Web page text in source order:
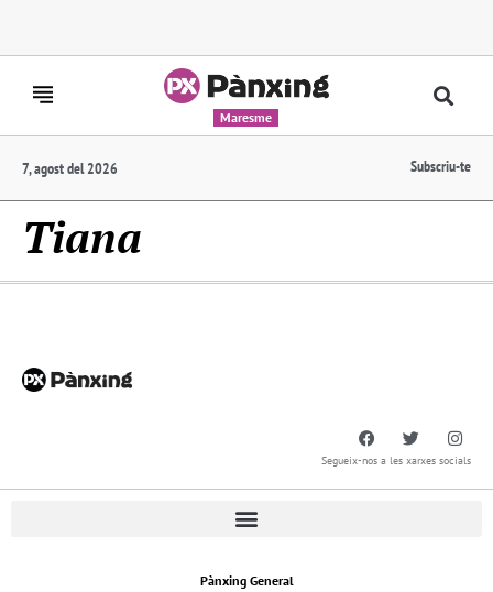
Maresme
7, agost del 2026 Subscriu-te
Tiana
Segueix-nos a les xarxes socials
Pànxing General